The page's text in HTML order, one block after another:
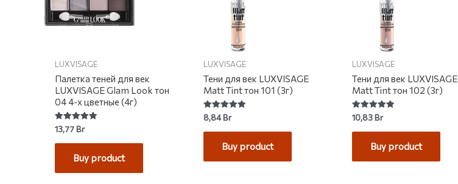
LUXVISAGE
Палетка теней для век
LUXVISAGE Glam Look тон
04 4-х цветные (4г)
Rated
5.00
out of 5
13,77Br
Buy product
LUXVISAGE
Тени для век LUXVISAGE
Matt Tint тон 101 (3г)
Rated
5.00
out of 5
8,84Br
Buy product
LUXVISAGE
Тени для век LUXVISAGE
Matt Tint тон 102 (3г)
Rated
5.00
out of 5
10,83Br
Buy product